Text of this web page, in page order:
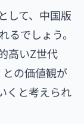
して、中国版
るでしょう。
高いZ世代
との価値観が
くと考えられ